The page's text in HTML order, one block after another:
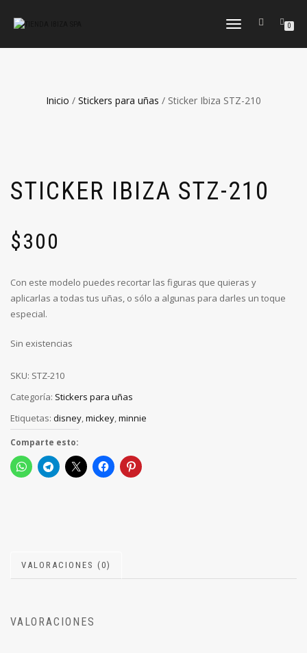
CAMBIAR
0
Inicio / Stickers para uñas / Sticker Ibiza STZ-210
STICKER IBIZA STZ-210
$300
Con este modelo puedes recortar las figuras que quieras y
aplicarlas a todas tus uñas, o sólo a algunas para darles un toque
especial.
Sin existencias
SKU: STZ-210
Categoría: Stickers para uñas
Etiquetas: disney,mickey,minnie
Comparte esto:
VALORACIONES (0)
VALORACIONES